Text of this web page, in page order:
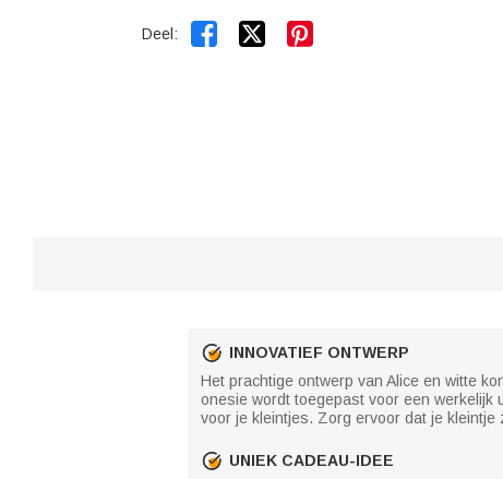
Deel:  
INNOVATIEF ONTWERP
Het prachtige ontwerp van Alice en witte
onesie wordt toegepast voor een
voor je kleintjes. Zorg ervoor dat je
UNIEK CADEAU-IDEE